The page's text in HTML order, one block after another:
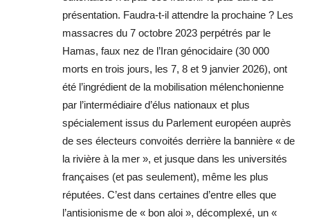
présentation. Faudra-t-il attendre la prochaine ? Les
massacres du 7 octobre 2023 perpétrés par le
Hamas, faux nez de l’Iran génocidaire (30 000
morts en trois jours, les 7, 8 et 9 janvier 2026), ont
été l’ingrédient de la mobilisation mélenchonienne
par l’intermédiaire d’élus nationaux et plus
spécialement issus du Parlement européen auprès
de ses électeurs convoités derrière la bannière « de
la rivière à la mer », et jusque dans les universités
françaises (et pas seulement), même les plus
réputées. C’est dans certaines d’entre elles que
l’antisionisme de « bon aloi », décomplexé, un «